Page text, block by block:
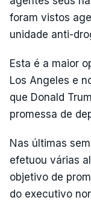
foram vistos
unidade anti-
Esta é a maior
Los Angeles e
que Donald
promessa de
Nas últimas
efetuou várias
objetivo de
do executivo